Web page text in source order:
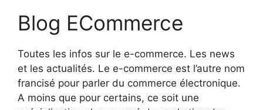
Blog ECommerce
Toutes les infos sur le e-commerce. Les news
et les actualités. Le e-commerce est l’autre nom
francisé pour parler du commerce électronique.
A moins que pour certains, ce soit une